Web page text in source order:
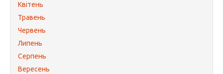
Квітень
Травень
Червень
Липень
Серпень
Вересень